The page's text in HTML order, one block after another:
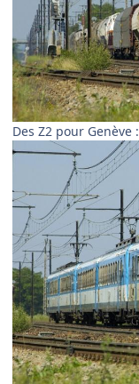
Des Z2 pour Genève :